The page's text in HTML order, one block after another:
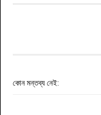
কোন মন্তব্য নেই: